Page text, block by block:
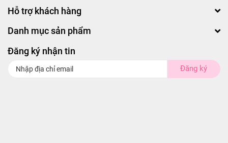
Hỗ trợ khách hàng
Danh mục sản phẩm
Đăng ký nhận tin
Đăng ký